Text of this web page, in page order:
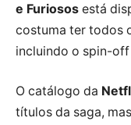
e Furiosos está
costuma ter todos
incluindo o spin-off
O catálogo da
títulos da saga,